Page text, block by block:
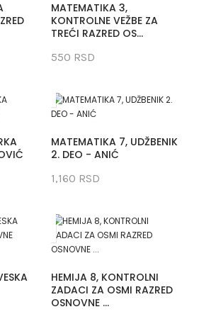
MATEMATIKA 3,
KONTROLNE VEŽBE ZA
TREĆI RAZRED OS...
550 RSD
MATEMATIKA 7, UDŽBENIK
2. DEO - ANIĆ
1,160 RSD
HEMIJA 8, KONTROLNI
ZADACI ZA OSMI RAZRED
OSNOVNE ...